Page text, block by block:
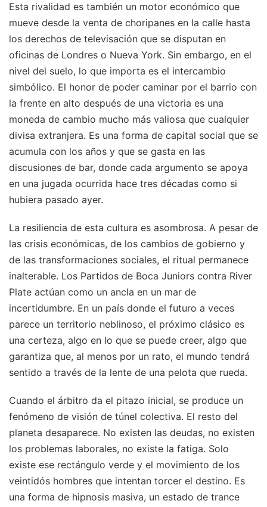
Esta rivalidad es también un motor económico que
mueve desde la venta de choripanes en la calle hasta
los derechos de televisación que se disputan en
oficinas de Londres o Nueva York. Sin embargo, en el
nivel del suelo, lo que importa es el intercambio
simbólico. El honor de poder caminar por el barrio con
la frente en alto después de una victoria es una
moneda de cambio mucho más valiosa que cualquier
divisa extranjera. Es una forma de capital social que se
acumula con los años y que se gasta en las
discusiones de bar, donde cada argumento se apoya
en una jugada ocurrida hace tres décadas como si
hubiera pasado ayer.
La resiliencia de esta cultura es asombrosa. A pesar de
las crisis económicas, de los cambios de gobierno y
de las transformaciones sociales, el ritual permanece
inalterable. Los Partidos de Boca Juniors contra River
Plate actúan como un ancla en un mar de
incertidumbre. En un país donde el futuro a veces
parece un territorio neblinoso, el próximo clásico es
una certeza, algo en lo que se puede creer, algo que
garantiza que, al menos por un rato, el mundo tendrá
sentido a través de la lente de una pelota que rueda.
Cuando el árbitro da el pitazo inicial, se produce un
fenómeno de visión de túnel colectiva. El resto del
planeta desaparece. No existen las deudas, no existen
los problemas laborales, no existe la fatiga. Solo
existe ese rectángulo verde y el movimiento de los
veintidós hombres que intentan torcer el destino. Es
una forma de hipnosis masiva, un estado de trance